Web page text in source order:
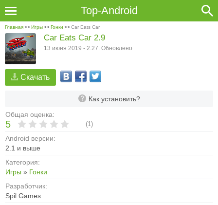
Top-Android
Главная>>Игры>>Гонки >>Car Eats Car
Скачать
Как установить?
Общая оценка:
5 (1)
Android версии:
2.1 и выше
Категория:
Игры » Гонки
Разработчик:
Spil Games
Car Eats Car 2.9
13 июня 2019 - 2:27. Обновлено